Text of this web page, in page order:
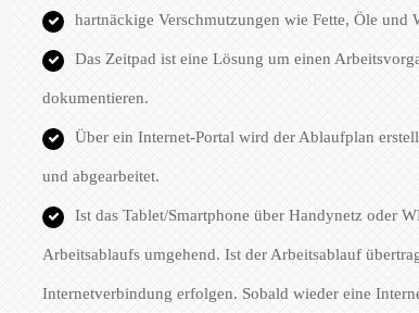
hartnäckige Verschmutzungen wie Fette, Öle und
Das Zeitpad ist eine Lösung um einen
dokumentieren.
Über ein Internet-Portal wird der Ablaufplan
und abgearbeitet.
Ist das Tablet/Smartphone über Handynetz oder
Arbeitsablaufs umgehend. Ist der Arbeitsablauf
Internetverbindung erfolgen. Sobald wieder eine